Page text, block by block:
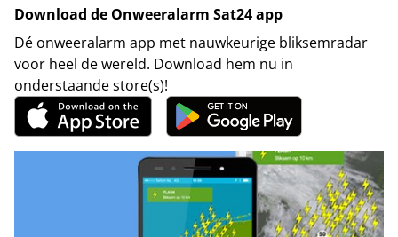
Download de Onweeralarm Sat24 app
Dé onweeralarm app met nauwkeurige bliksemradar
voor heel de wereld. Download hem nu in
onderstaande store(s)!